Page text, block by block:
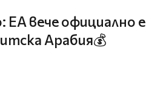
EA вече официално е
Арабия💰